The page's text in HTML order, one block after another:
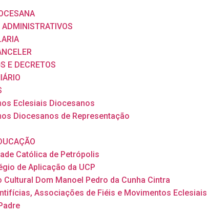
ADMINISTRATIVOS
E DECRETOS
Eclesiais Diocesanos
Diocesanos de Representação
Católica de Petrópolis
de Aplicação da UCP
Cultural Dom Manoel Pedro da Cunha Cintra
Associações de Fiéis e Movimentos Eclesiais